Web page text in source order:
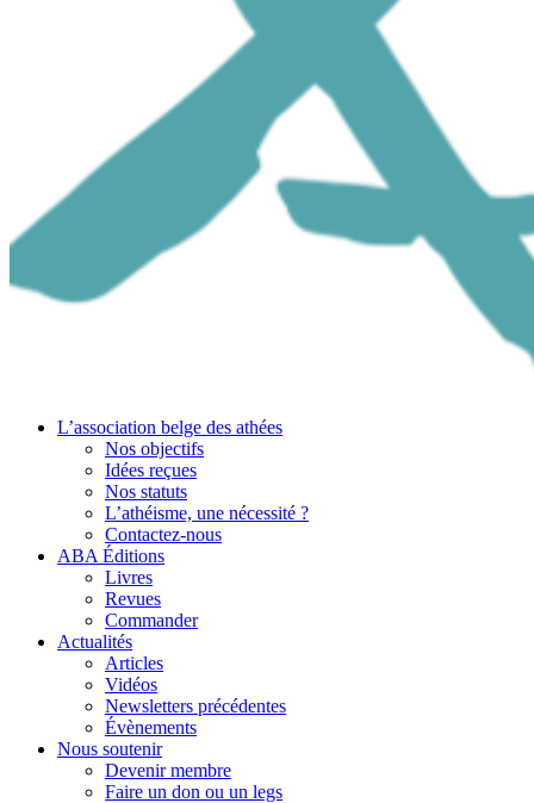
L’association belge des athées
Nos objectifs
Idées reçues
Nos statuts
L’athéisme, une nécessité ?
Contactez-nous
ABA Éditions
Livres
Revues
Commander
Actualités
Articles
Vidéos
Newsletters précédentes
Évènements
Nous soutenir
Devenir membre
Faire un don ou un legs